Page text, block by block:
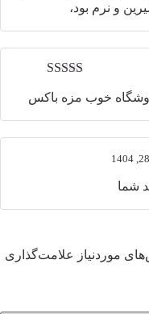
و نرم بود،
5
خوب مزه باکس
شما
موردنیاز علامت‌گذاری